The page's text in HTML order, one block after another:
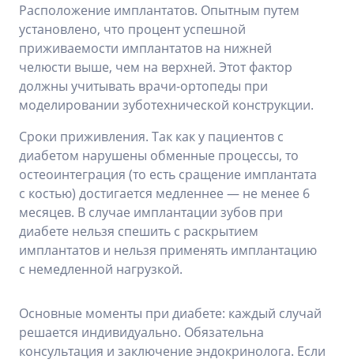
Расположение имплантатов. Опытным путем
установлено, что процент успешной
приживаемости имплантатов на нижней
челюсти выше, чем на верхней. Этот фактор
должны учитывать врачи-ортопеды при
моделировании зуботехнической конструкции.
Сроки приживления. Так как у пациентов с
диабетом нарушены обменные процессы, то
остеоинтеграция (то есть сращение имплантата
с костью) достигается медленнее — не менее 6
месяцев. В случае имплантации зубов при
диабете нельзя спешить с раскрытием
имплантатов и нельзя применять имплантацию
с немедленной нагрузкой.
Основные моменты при диабете: каждый случай
решается индивидуально. Обязательна
консультация и заключение эндокринолога. Если